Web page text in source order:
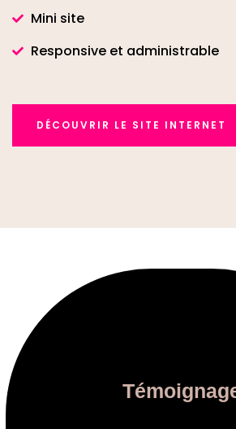
Mini site
Responsive et administrable
DÉCOUVRIR LE SITE INTERNET